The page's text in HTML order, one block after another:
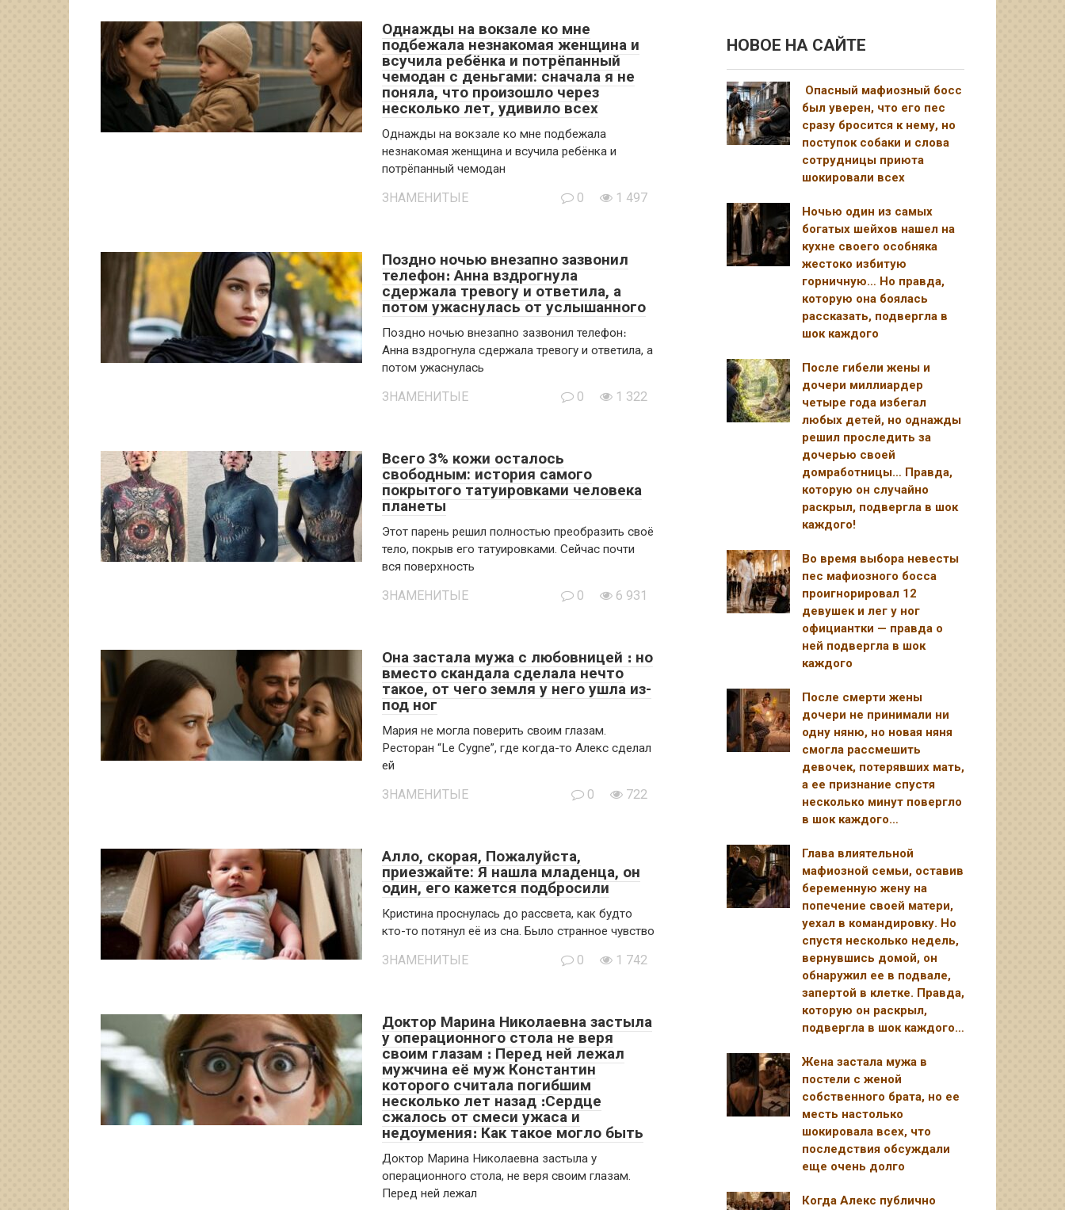
Однажды на вокзале ко мне
подбежала незнакомая женщина и
всучила ребёнка и потрёпанный
чемодан с деньгами: сначала я не
поняла, что произошло через
несколько лет, удивило всех
Однажды на вокзале ко мне подбежала
незнакомая женщина и всучила ребёнка и
потрёпанный чемодан
ЗНАМЕНИТЫЕ 0 1 497
Поздно ночью внезапно зазвонил
телефон։ Анна вздрогнула
сдержала тревогу и ответила, а
потом ужаснулась от услышанного
Поздно ночью внезапно зазвонил телефон։
Анна вздрогнула сдержала тревогу и ответила, а
потом ужаснулась
ЗНАМЕНИТЫЕ 0 1 322
Всего 3% кожи осталось
свободным: история самого
покрытого татуировками человека
планеты
Этот парень решил полностью преобразить своё
тело, покрыв его татуировками. Сейчас почти
вся поверхность
ЗНАМЕНИТЫЕ 0 6 931
Она застала мужа с любовницей ։ но
вместо скандала сделала нечто
такое, от чего земля у него ушла из-
под ног
Мария не могла поверить своим глазам.
Ресторан “Le Cygne”, где когда-то Алекс сделал
ей
ЗНАМЕНИТЫЕ 0 722
Алло, скорая, Пожалуйста,
приезжайте: Я нашла младенца, он
один, его кажется подбросили
Кристина проснулась до рассвета, как будто
кто-то потянул её из сна. Было странное чувство
ЗНАМЕНИТЫЕ 0 1 742
Доктор Марина Николаевна застыла
у операционного стола не веря
своим глазам ։ Перед ней лежал
мужчина её муж Константин
которого считала погибшим
несколько лет назад ։Сердце
сжалось от смеси ужаса и
недоумения։ Как такое могло быть
Доктор Марина Николаевна застыла у
операционного стола, не веря своим глазам.
Перед ней лежал
НОВОЕ НА САЙТЕ
Опасный мафиозный босс
был уверен, что его пес
сразу бросится к нему, но
поступок собаки и слова
сотрудницы приюта
шокировали всех
Ночью один из самых
богатых шейхов нашел на
кухне своего особняка
жестоко избитую
горничную… Но правда,
которую она боялась
рассказать, подвергла в
шок каждого
После гибели жены и
дочери миллиардер
четыре года избегал
любых детей, но однажды
решил проследить за
дочерью своей
домработницы… Правда,
которую он случайно
раскрыл, подвергла в шок
каждого!
Во время выбора невесты
пес мафиозного босса
проигнорировал 12
девушек и лег у ног
официантки — правда о
ней подвергла в шок
каждого
После смерти жены
дочери не принимали ни
одну няню, но новая няня
смогла рассмешить
девочек, потерявших мать,
а ее признание спустя
несколько минут повергло
в шок каждого…
Глава влиятельной
мафиозной семьи, оставив
беременную жену на
попечение своей матери,
уехал в командировку. Но
спустя несколько недель,
вернувшись домой, он
обнаружил ее в подвале,
запертой в клетке. Правда,
которую он раскрыл,
подвергла в шок каждого…
Жена застала мужа в
постели с женой
собственного брата, но ее
месть настолько
шокировала всех, что
последствия обсуждали
еще очень долго
Когда Алекс публично